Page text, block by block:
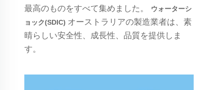
最高のものをすべて集めました。
ウォーターシ
ョック(SDIC) オーストラリアの製造業者は、素
晴らしい安全性、成長性、品質を提供しま
す。